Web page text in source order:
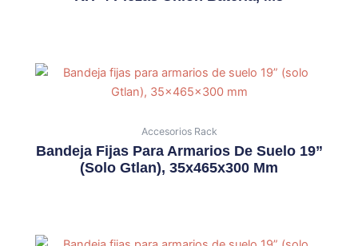
Accesorios Rack
Bandeja Fijas Para Armarios De Suelo 19”
(solo Gtlan), 35x465x300 Mm